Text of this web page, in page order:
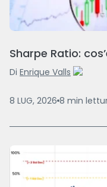
Sharpe Ratio:
Di Enrique Valls
8 LUG, 2026 8 min